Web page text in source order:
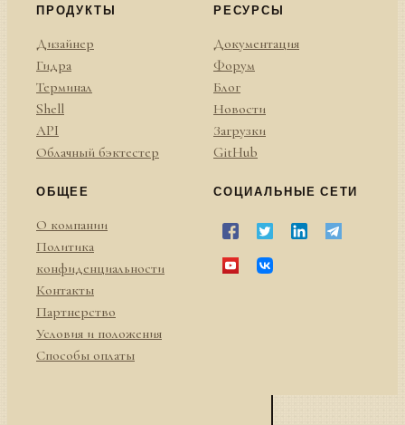
ПРОДУКТЫ
Дизайнер
Гидра
Терминал
Shell
API
Облачный бэктестер
РЕСУРСЫ
Документация
Форум
Блог
Новости
Загрузки
GitHub
ОБЩЕЕ
О компании
Политика
конфиденциальности
Контакты
Партнерство
Условия и положения
Способы оплаты
СОЦИАЛЬНЫЕ СЕТИ